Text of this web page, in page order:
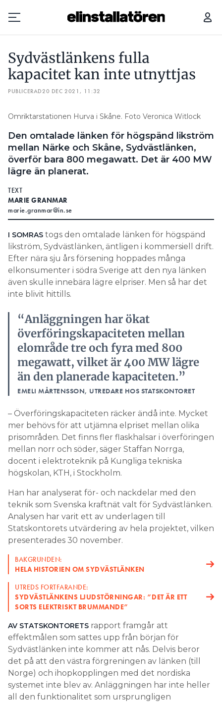
Prenumerera
Hantera prenumeration
Lediga jobb
Annonsera
Läs E-tidningen
Om tidningen
Kontakt
Personuppgifter
Search for:
SEARCH
Sydvästlänkens fulla
kapacitet kan inte utnyttjas
PUBLICERAD20 DEC 2021, 11:32
Omriktarstationen Hurva i Skåne. Foto Veronica Witlock
Den omtalade länken för högspänd likström
mellan Närke och Skåne, Sydvästlänken,
överför bara 800 megawatt. Det är 400 MW
lägre än planerat.
TEXT
MARIE GRANMAR
marie.granmar@in.se
I SOMRAS togs den omtalade länken för högspänd
likström, Sydvästlänken, äntligen i kommersiell drift.
Efter nära sju års försening hoppades många
elkonsumenter i södra Sverige att den nya länken
även skulle innebära lägre elpriser. Men så har det
inte blivit hittills.
“Anläggningen har ökat
överföringskapaciteten mellan
elområde tre och fyra med 800
megawatt, vilket är 400 MW lägre
än den planerade kapaciteten.”
EMELI MÅRTENSSON, UTREDARE HOS STATSKONTORET
– Överföringskapaciteten räcker ändå inte. Mycket
mer behövs för att utjämna elpriset mellan olika
prisområden. Det finns fler flaskhalsar i överföringen
mellan norr och söder, säger Staffan Norrga,
docent i elektroteknik på Kungliga tekniska
högskolan, KTH, i Stockholm.
Han har analyserat för- och nackdelar med den
teknik som Svenska kraftnät valt för Sydvästlänken.
Analysen har varit ett av underlagen till
Statskontorets utvärdering av hela projektet, vilken
presenterades 30 november.
BAKGRUNDEN:
HELA HISTORIEN OM SYDVÄSTLÄNKEN
UTREDS FORTFARANDE:
SYDVÄSTLÄNKENS LJUDSTÖRNINGAR: ”DET ÄR ETT
SORTS ELEKTRISKT BRUMMANDE”
AV STATSKONTORETS rapport framgår att
effektmålen som sattes upp från början för
Sydvästlänken inte kommer att nås. Delvis beror
det på att den västra förgreningen av länken (till
Norge) och ihopkopplingen med det nordiska
systemet inte blev av. Anläggningen har inte heller
all den funktionalitet som ursprungligen